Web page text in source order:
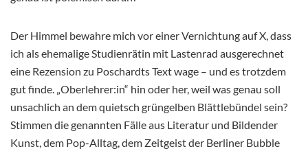
Der Himmel bewahre mich vor einer Vernichtung auf X, dass
ich als ehemalige Studienrätin mit Lastenrad ausgerechnet
eine Rezension zu Poschardts Text wage – und es trotzdem
gut finde. „Oberlehrer:in“ hin oder her, weil was genau soll
unsachlich an dem quietsch grüngelben Blättlebündel sein?
Stimmen die genannten Fälle aus Literatur und Bildender
Kunst, dem Pop-Alltag, dem Zeitgeist der Berliner Bubble